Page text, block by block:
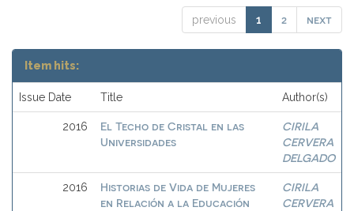
previous 1 2 next
Item hits:
Issue Date Title Author(s)
2016
El Techo de Cristal en las
Universidades
CIRILA
CERVERA
DELGADO
2016
Historias de Vida de Mujeres
en Relación a la Educación
CIRILA
CERVERA